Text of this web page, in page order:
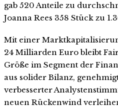
gab 520 Anteile zu
Joanna Rees 358 Stück zu
Mit einer
24 Milliarden Euro bleibt
Größe im Segment der
aus solider Bilanz,
verbesserter
neuen Rückenwind